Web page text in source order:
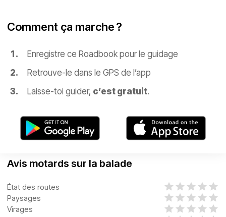
Comment ça marche ?
Enregistre ce Roadbook pour le guidage
Retrouve-le dans le GPS de l’app
Laisse-toi guider, c’est gratuit.
Avis motards sur la balade
État des routes
Paysages
Virages